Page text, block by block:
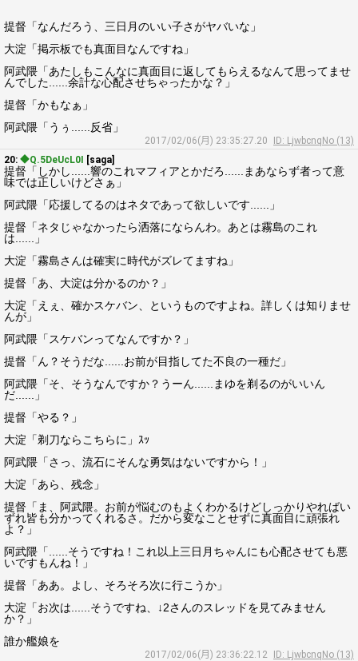
提督「なんだろう、三日月のいい子さがヤバいな」
大淀「掲示板でも真面目なんですね」
阿武隈「あたしもこんなに真面目に返してもらえるなんて思ってませ
んでした......余計な心配させちゃったかな？」
提督「かもなぁ」
阿武隈「うぅ......反省」
2017/02/06(月) 23:35:27.20
ID: LjwbcnqNo (13)
20: ◆Q.5DeUcL0I [saga]
提督「しかし......響のこれマフィアとかだろ......まあならず者って意
味では正しいけどさぁ」
阿武隈「応援してるのはネタであって欲しいです......」
提督「ネタじゃなかったら洒落にならんわ。あとは霧島のこれ
は......」
大淀「霧島さんは確実に時代がズレてますね」
提督「あ、大淀は分かるのか？」
大淀「えぇ、確かスケバン、というものですよね。詳しくは知りませ
んが」
阿武隈「スケバンってなんですか？」
提督「ん？そうだな......お前が目指してた不良の一種だ」
阿武隈「そ、そうなんですか？うーん......まゆを剃るのがいいん
だ......」
提督「やる？」
大淀「剃刀ならこちらに」ｽｯ
阿武隈「さっ、流石にそんな勇気はないですから！」
大淀「あら、残念」
提督「ま、阿武隈。お前が悩むのもよくわかるけどしっかりやればい
ずれ皆も分かってくれるさ。だから変なことせずに真面目に頑張れ
よ？」
阿武隈「......そうですね！これ以上三日月ちゃんにも心配させても悪
いですもんね！」
提督「ああ。よし、そろそろ次に行こうか」
大淀「お次は......そうですね、↓2さんのスレッドを見てみません
か？」
誰か艦娘を
2017/02/06(月) 23:36:22.12
ID: LjwbcnqNo (13)